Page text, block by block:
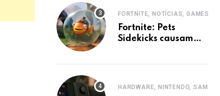
FORTNITE, NOTÍCIAS, GAMES
Fortnite: Pets
Sidekicks causam
HARDWARE, NINTENDO,